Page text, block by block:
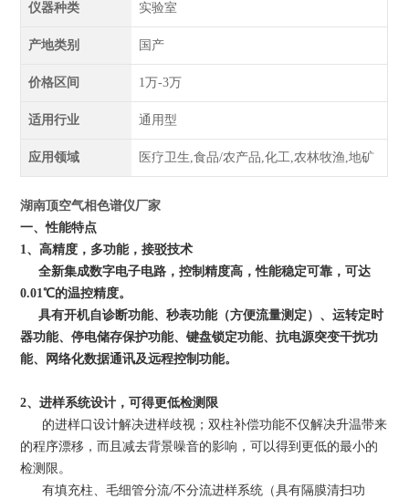
仪器种类 实验室
产地类别 国产
价格区间 1万-3万
适用行业 通用型
应用领域 医疗卫生,食品/农产品,化工,农林牧渔,地矿
湖南顶空气相色谱仪厂家
一、性能特点
1、高精度，多功能，接驳技术
全新集成数字电子电路，控制精度高，性能稳定可靠，可达
0.01℃的温控精度。
具有开机自诊断功能、秒表功能（方便流量测定）、运转定时
器功能、停电储存保护功能、键盘锁定功能、抗电源突变干扰功
能、网络化数据通讯及远程控制功能。
2、进样系统设计，可得更低检测限
的进样口设计解决进样歧视；双柱补偿功能不仅解决升温带来
的程序漂移，而且减去背景噪音的影响，可以得到更低的最小的
检测限。
有填充柱、毛细管分流/不分流进样系统（具有隔膜清扫功